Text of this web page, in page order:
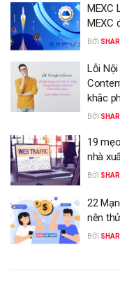
MEXC
MEXC
BỞI
Lỗi Nội
khắc
BỞI
19
nhà
BỞI
22
nên
BỞI